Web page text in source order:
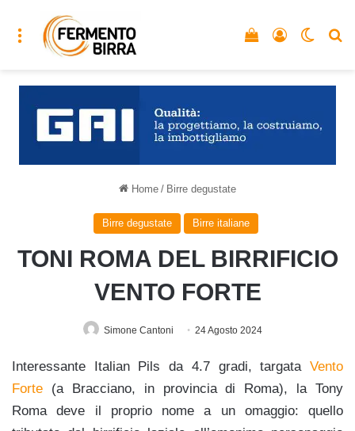
Menu Accedi
Vedi il carrello
Home / Birre degustate
Birre degustate Birre italiane
TONI ROMA DEL BIRRIFICIO
VENTO FORTE
Simone Cantoni 24 Agosto 2024
Interessante Italian Pils da 4.7 gradi, targata Vento
Forte (a Bracciano, in provincia di Roma), la Tony
Roma deve il proprio nome a un omaggio: quello